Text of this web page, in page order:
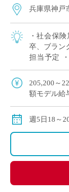
兵庫県神戸
・社会保
卒、ブラン
担当予定
OK ・2学
205,200～
額モデル給
週18コマ以
週5日18～